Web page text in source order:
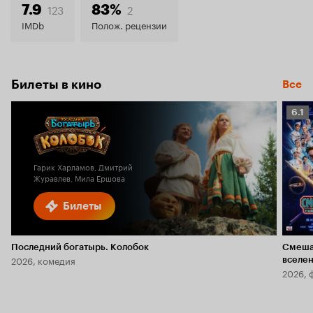
7.8
7.9 123
IMDb
83% 2
Полож. рецензии
Билеты в кино Все
Билеты
Гарик Харламов, Дмитрий
Журавлев, Мила Ершова
Последний богатырь. Колобок
2026, комедия
6.1
6.1
2026,